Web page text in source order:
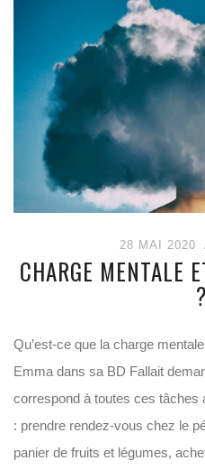
28 MAI 2020
CHARGE MENTALE
?
Qu’est-ce que la charge
Emma dans sa BD Fallait
correspond à toutes ces tâches
: prendre rendez-vous chez le
panier de fruits et légumes,